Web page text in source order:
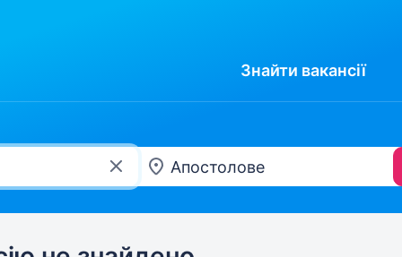
Знайти вакансії